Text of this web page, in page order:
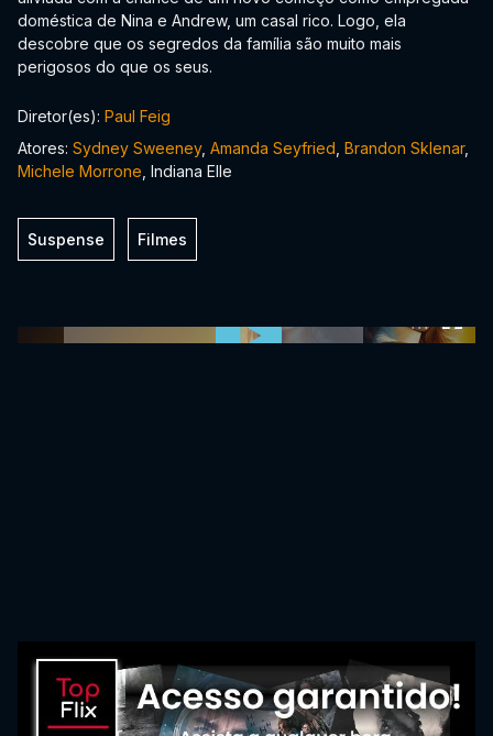
doméstica de Nina e Andrew, um casal rico. Logo, ela
descobre que os segredos da família são muito mais
perigosos do que os seus.
Diretor(es): Paul Feig
Atores: Sydney Sweeney, Amanda Seyfried Brandon Sklenar,
Michele Morrone , Indiana Elle
Suspense Filmes